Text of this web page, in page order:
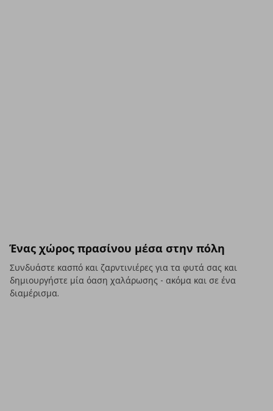
Ένας χώρος πρασίνου μέσα στην πόλη
Συνδυάστε κασπό και ζαρντινιέρες για τα φυτά σας και
δημιουργήστε μία όαση χαλάρωσης - ακόμα και σε ένα
διαμέρισμα.